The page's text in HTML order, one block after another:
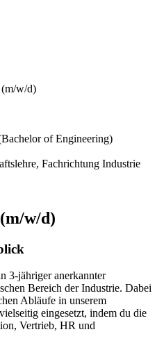
w/d)
of Engineering)
Fachrichtung Industrie
w/d)
3-jähriger anerkannter
Bereich der Industrie. Dabei
Abläufe in unserem
eingesetzt, indem du die
Vertrieb, HR und